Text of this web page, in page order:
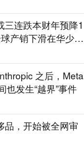
三连跌本财年预降1
产销下滑在华少卖
之后，Meta
也发生“越界”事件
品，开始被全网审